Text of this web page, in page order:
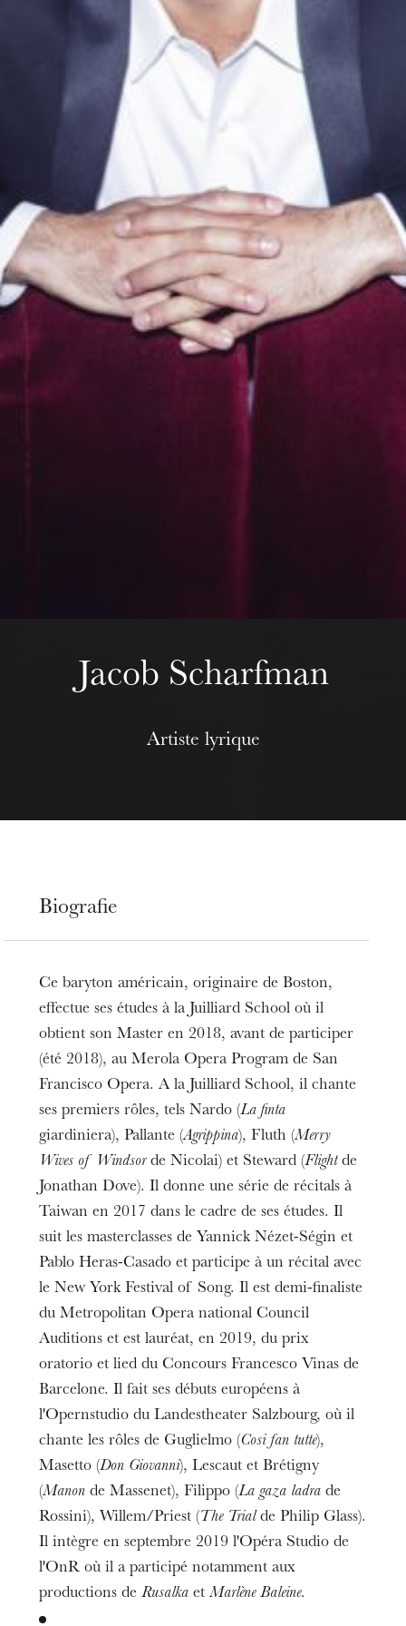
Die OnR mit euch
Führungen durch die Oper
Jacob Scharfman
Artiste lyrique
Biografie
Ce baryton américain, originaire de Boston,
effectue ses études à la Juilliard School où il
obtient son Master en 2018, avant de participer
(été 2018), au Merola Opera Program de San
Francisco Opera. A la Juilliard School, il chante
ses premiers rôles, tels Nardo (La finta
giardiniera), Pallante (Agrippina), Fluth (Merry
Wives of Windsorde Nicolai) et Steward (Flightde
Jonathan Dove). Il donne une série de récitals à
Taiwan en 2017 dans le cadre de ses études. Il
suit les masterclasses de Yannick Nézet-Ségin et
Pablo Heras-Casado et participe à un récital avec
le New York Festival of Song. Il est demi-finaliste
du Metropolitan Opera national Council
Auditions et est lauréat, en 2019, du prix
oratorio et lied du Concours Francesco Vinas de
Barcelone. Il fait ses débuts européens à
l'Opernstudio du Landestheater Salzbourg, où il
chante les rôles de Guglielmo (Cosi fan tutte),
Masetto (Don Giovanni), Lescaut et Brétigny
(Manon de Massenet), Filippo (La gaza ladra de
Rossini), Willem/Priest (The Trialde Philip Glass).
Il intègre en septembre 2019 l'Opéra Studio de
l'OnR où il a participé notamment aux
productions deRusalka etMarlène Baleine.